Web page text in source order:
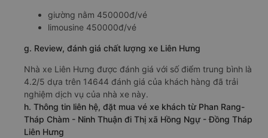
giường nằm 450000đ/vé
limousine 450000đ/vé
g. Review, đánh giá chất lượng xe Liên Hưng
Nhà xe Liên Hưng được đánh giá với số điểm trung bình là
4.2/5 dựa trên 14644 đánh giá của khách hàng đã trải
nghiệm dịch vụ của nhà xe này.
h. Thông tin liên hệ, đặt mua vé xe khách từ Phan Rang-
Tháp Chàm - Ninh Thuận đi Thị xã Hồng Ngự - Đồng Tháp
Liên Hưng